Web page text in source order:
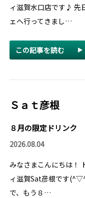
ィ滋賀水口店です♪ 先
ェへ行ってきまし…
この記事を読む
Ｓａｔ彦根
８月の限定ドリンク
2026.08.04
みなさまこんにちは！
ィ滋賀Sat彦根です
で、もう８…